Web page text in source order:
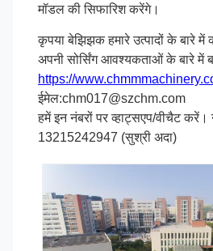
मॉडल की सिफारिश करेंगे।
कृपया बेझिझक हमारे उत्पादों के बारे में
अपनी सोर्सिंग आवश्यकताओं के बारे में
https://
ईमेल:chm017@szchm.com
हमें इन नंबरों पर व्हाट्सएप/वीचैट
13215242947 (सुश्री अदा)